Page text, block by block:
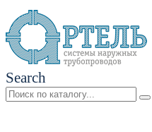
Search